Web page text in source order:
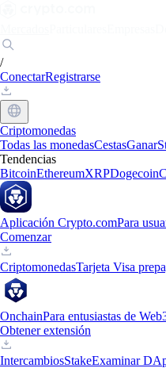
/
ConectarRegistrarse
Criptomonedas
Todas las monedasCestasGanar
Tendencias
BitcoinEthereumXRPDogecoin
Aplicación Crypto.comPara
Comenzar
CriptomonedasTarjeta Visa
OnchainPara entusiastas de
Obtener extensión
IntercambiosStakeExaminar